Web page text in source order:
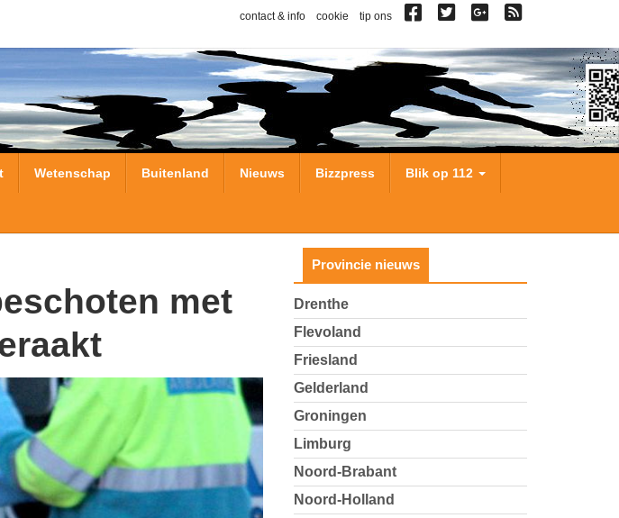
contact & info cookie tip ons
Wetenschap Buitenland Nieuws Bizzpress Blik op 112
Provincie nieuws
Drenthe
Flevoland
Friesland
Gelderland
Groningen
Limburg
Noord-Brabant
Noord-Holland